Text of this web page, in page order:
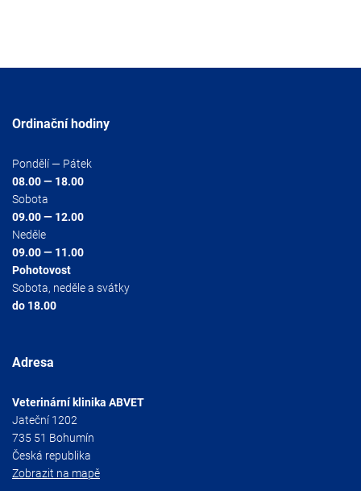
Ordinační hodiny
Pondělí — Pátek
08.00 — 18.00
Sobota
09.00 — 12.00
Neděle
09.00 — 11.00
Pohotovost
Sobota, neděle a svátky
do 18.00
Adresa
Veterinární klinika ABVET
Jateční 1202
735 51 Bohumín
Česká republika
Zobrazit na mapě